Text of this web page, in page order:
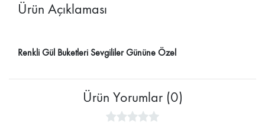
Ürün Açıklaması
Renkli Gül Buketleri Sevgililer Gününe Özel
Ürün Yorumlar (0)